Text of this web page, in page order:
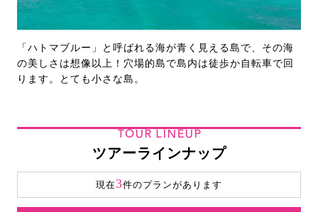
「ハトマブルー」と呼ばれる海が青く見える島で、その海
の美しさは想像以上！穴場的島で島内は徒歩か自転車で回
ります。とても小さな島。
TOUR LINEUP
ツアーラインナップ
現在3件のプランがあります